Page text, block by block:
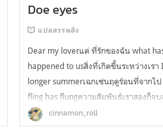
Doe eyes
แปลสรรพสิ่ง
Dear my loverแด่ ที่รักของฉัน what
happened to usสิ่งที่เกิดขึ้นระหว่างเรา
longer summerเฉกเช่นฤดูร้อนที่จากไ
fling has flungความสัมพันธ์เราสองก็จบ
still spin your recordsแต่ฉันยังเล่นเพล
คุณบนแผ่นเสียงไวนิล And You still
cinnamon_roll